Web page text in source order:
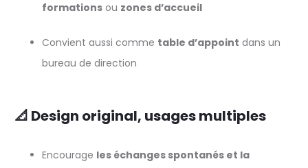
formations ou zones d’accueil
Convient aussi comme table d’appoint dans un
bureau de direction
📐 Design original, usages multiples
Encourage les échanges spontanés et la